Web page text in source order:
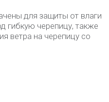
для защиты от влаги
гибкую черепицу, также
ветра на черепицу со